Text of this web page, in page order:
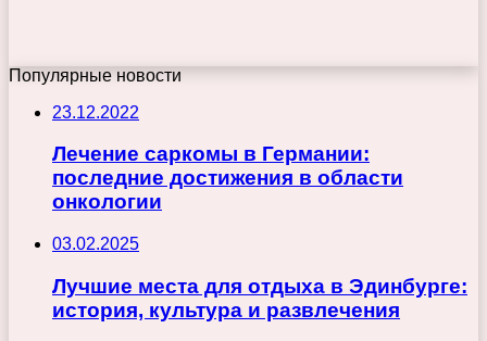
Популярные новости
23.12.2022
Лечение саркомы в Германии:
последние достижения в области
онкологии
03.02.2025
Лучшие места для отдыха в Эдинбурге:
история, культура и развлечения